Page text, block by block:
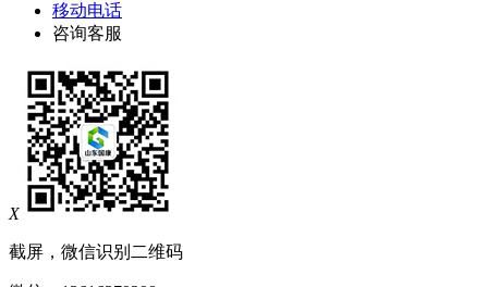
移动电话
咨询客服
X
截屏，微信识别二维码